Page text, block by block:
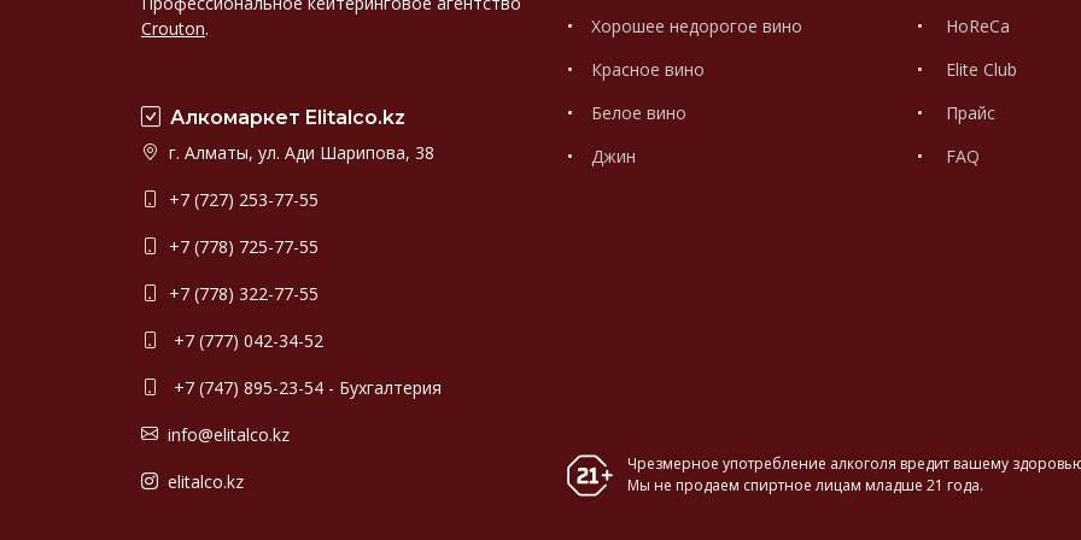
Crouton.
Алкомаркет Elitalco.kz
г. Алматы, ул. Ади Шарипова, 38
+7 (727) 253-77-55
+7 (778) 725-77-55
+7 (778) 322-77-55
+7 (777) 042-34-52
+7 (747) 895-23-54 - Бухгалтерия
info@elitalco.kz
elitalco.kz
Хорошее недорогое вино
Красное вино
Белое вино
Джин
HoReCa
Elite Club
Прайс
FAQ
Чрезмерное употребление алкоголя вредит вашему
Мы не продаем спиртное лицам младше 21 года.